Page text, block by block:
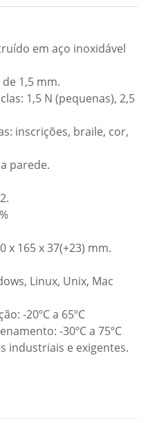
em aço inoxidável
1,5 mm.
1,5 N (pequenas), 2,5
inscrições, braile, cor,
parede.
x 165 x 37(+23) mm.
Linux, Unix, Mac
-20ºC a 65ºC
-30ºC a 75ºC
industriais e exigentes.